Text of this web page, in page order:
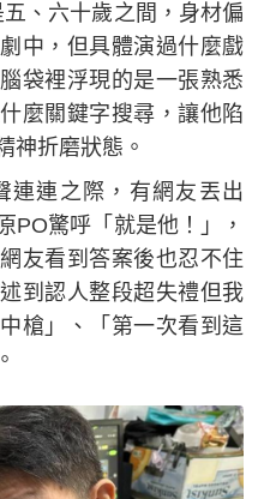
、六十歲之間，身材偏
中，但具體演過什麼戲
袋裡浮現的是一張熟悉
麼關鍵字搜尋，讓他陷
神折磨狀態。
連連之際，有網友丟出
PO驚呼「就是他！」，
友看到答案後也忍不住
到認人整段超失禮但我
槍」、「第一次看到這